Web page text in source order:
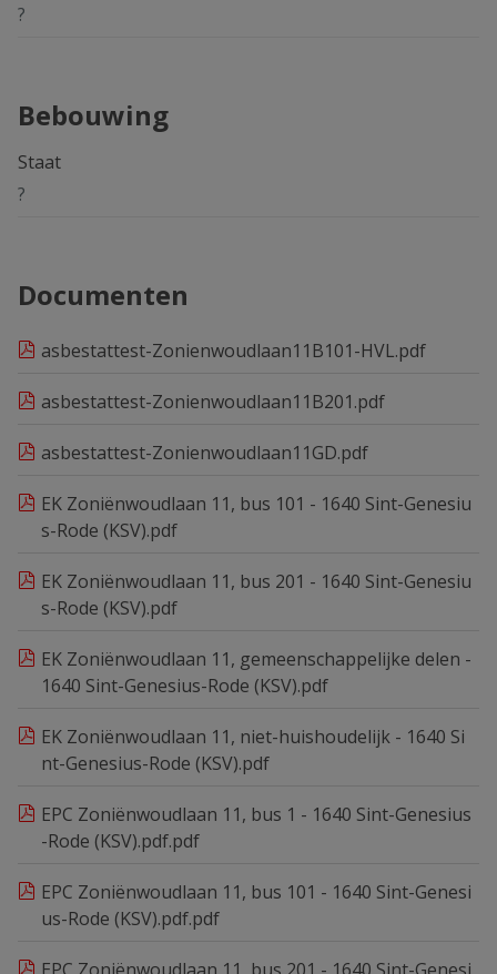
?
Bebouwing
Staat
?
Documenten
asbestattest-Zonienwoudlaan11B101-HVL.pdf
asbestattest-Zonienwoudlaan11B201.pdf
asbestattest-Zonienwoudlaan11GD.pdf
EK Zoniënwoudlaan 11, bus 101 - 1640 Sint-Genesiu
s-Rode (KSV).pdf
EK Zoniënwoudlaan 11, bus 201 - 1640 Sint-Genesiu
s-Rode (KSV).pdf
EK Zoniënwoudlaan 11, gemeenschappelijke delen -
1640 Sint-Genesius-Rode (KSV).pdf
EK Zoniënwoudlaan 11, niet-huishoudelijk - 1640 Si
nt-Genesius-Rode (KSV).pdf
EPC Zoniënwoudlaan 11, bus 1 - 1640 Sint-Genesius
-Rode (KSV).pdf.pdf
EPC Zoniënwoudlaan 11, bus 101 - 1640 Sint-Genesi
us-Rode (KSV).pdf.pdf